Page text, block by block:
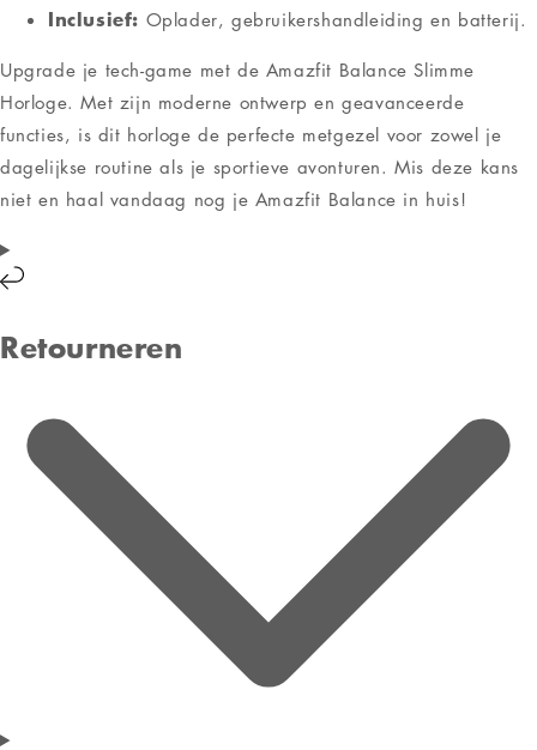
Inclusief: Oplader, gebruikershandleiding en batterij.
Upgrade je tech-game met de Amazfit Balance Slimme
Horloge. Met zijn moderne ontwerp en geavanceerde
functies, is dit horloge de perfecte metgezel voor zowel je
dagelijkse routine als je sportieve avonturen. Mis deze kans
niet en haal vandaag nog je Amazfit Balance in huis!
Retourneren